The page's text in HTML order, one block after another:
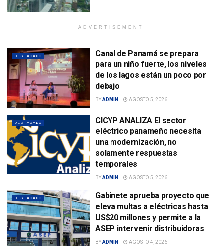
ADVERTISEMENT
DESTACADO
Canal de Panamá se prepara
para un niño fuerte, los niveles
de los lagos están un poco por
debajo
BYADMIN AGOSTO 5, 2026
DESTACADO
CICYP ANALIZA El sector
eléctrico panameño necesita
una modernización, no
solamente respuestas
temporales
BYADMIN AGOSTO 5, 2026
DESTACADO
Gabinete aprueba proyecto que
eleva multas a eléctricas hasta
US$20 millones y permite a la
ASEP intervenir distribuidoras
BYADMIN AGOSTO 4, 2026